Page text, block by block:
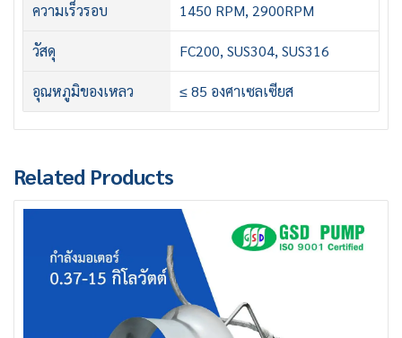
ความเร็วรอบ 1450 RPM, 2900RPM
วัสดุ FC200, SUS304, SUS316
อุณหภูมิของเหลว ≤ 85 องศาเซลเซียส
Related Products